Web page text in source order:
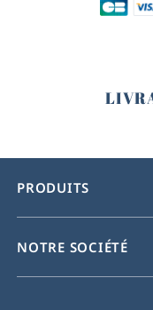
PRODUITS
NOTRE SOCIÉTÉ